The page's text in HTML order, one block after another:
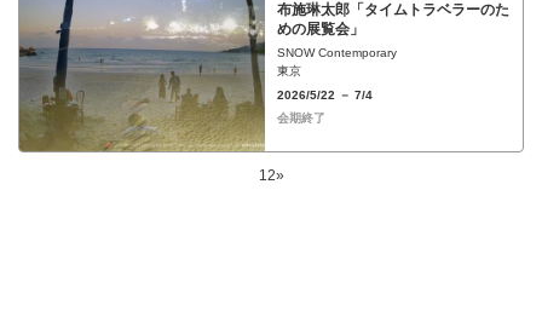
布施琳太郎「タイムトラベラーのた
めの展覧会」
SNOW Contemporary
東京
2026/5/22 － 7/4
会期終了
12»